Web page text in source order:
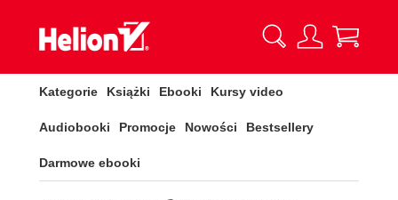
Kategorie Książki Ebooki Kursy video
Audiobooki Promocje Nowości Bestsellery
Darmowe ebooki